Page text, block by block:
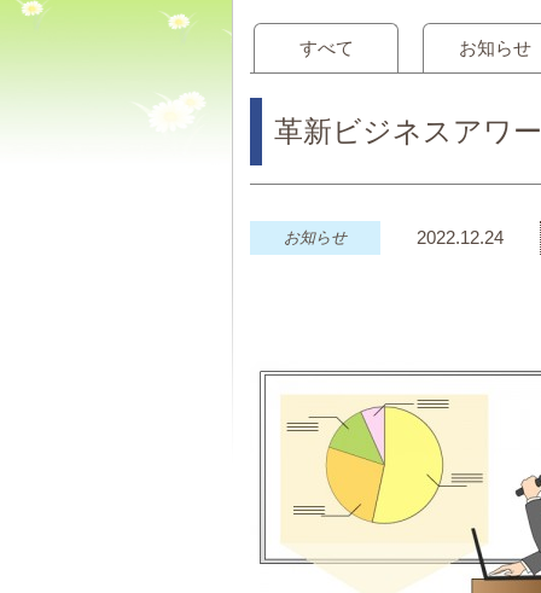
すべて お知らせ
革新ビジネスアワ
お知らせ 2022.12.24